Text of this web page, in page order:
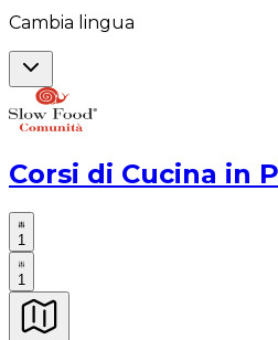
Cambia lingua
Corsi di Cucina in
1
1